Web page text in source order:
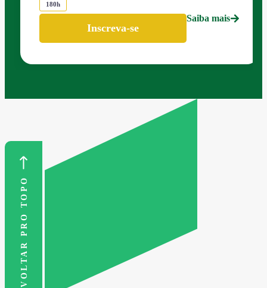
180h
Inscreva-se
Saiba mais
VOLTAR PRO TOPO